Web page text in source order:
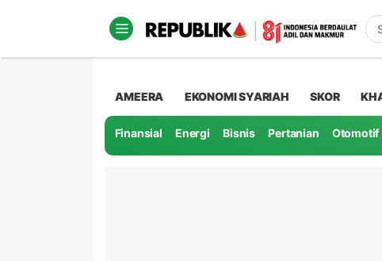
AMEERA EKONOMI SYARIAH SKOR
Finansial Energi Bisnis Pertanian Otomotif